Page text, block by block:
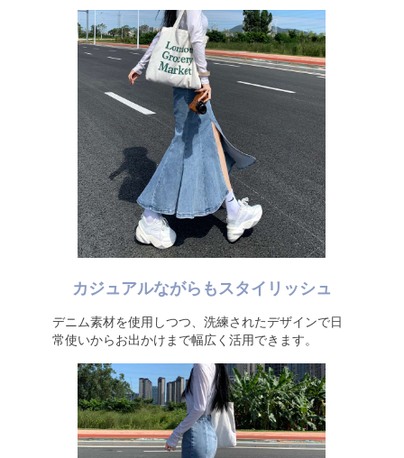
カジュアルながらもスタイリッシュ
デニム素材を使用しつつ、洗練されたデザインで日
常使いからお出かけまで幅広く活用できます。